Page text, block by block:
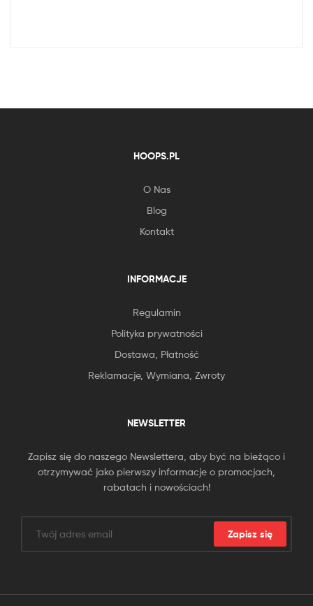
HOOPS.PL
O Nas
Blog
Kontakt
INFORMACJE
Regulamin
Polityka prywatności
Dostawa, Płatność
Reklamacje, Wymiana, Zwroty
NEWSLETTER
Zapisz się do naszego Newslettera, aby być na bieżąco i
otrzymywać jako pierwszy informacje o promocjach,
rabatach i nowościach!
Zapisz się